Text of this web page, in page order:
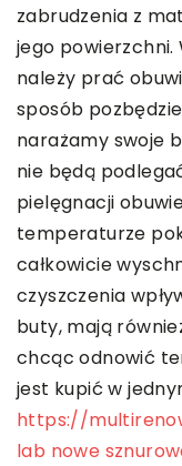
zabrudzenia z
jego powierzchni.
należy prać
sposób
narażamy swoje
nie będą
pielęgnacji
temperaturze
całkowicie
czyszczenia
buty, mają
chcąc odnowić
jest kupić w
https://
lab nowe